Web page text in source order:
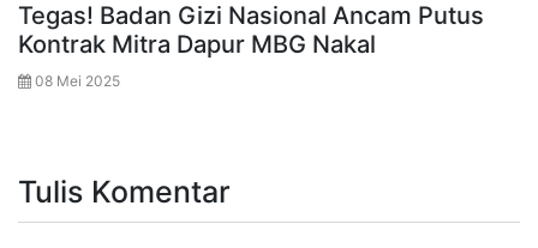
Tegas! Badan Gizi Nasional Ancam Putus
Kontrak Mitra Dapur MBG Nakal
08 Mei 2025
Tulis Komentar